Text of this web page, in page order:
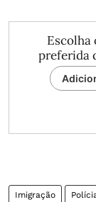
preferida
Imigração